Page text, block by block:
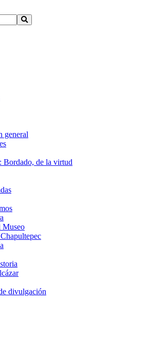
general
Bordado, de la virtud
Museo
divulgación